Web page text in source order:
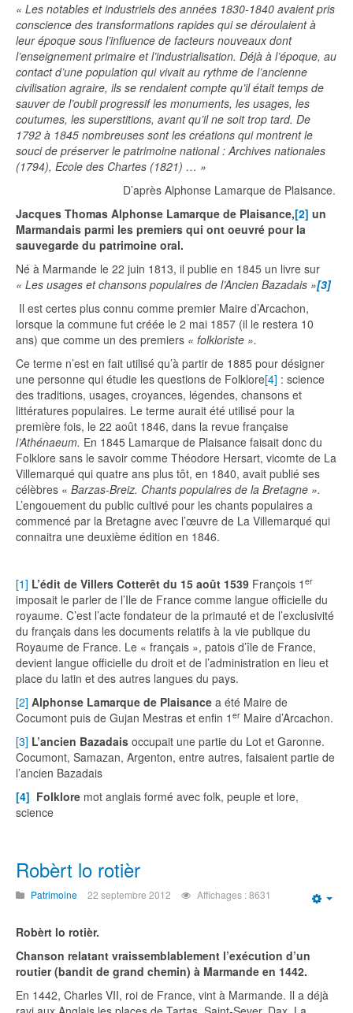
« Les notables et industriels des années 1830-1840 avaient pris
conscience des transformations rapides qui se déroulaient à
leur époque sous l’influence de facteurs nouveaux dont
l’enseignement primaire et l’industrialisation. Déjà à l’époque, au
contact d’une population qui vivait au rythme de l’ancienne
civilisation agraire, ils se rendaient compte qu’il était temps de
sauver de l’oubli progressif les monuments, les usages, les
coutumes, les superstitions, avant qu’il ne soit trop tard. De
1792 à 1845 nombreuses sont les créations qui montrent le
souci de préserver le patrimoine national : Archives nationales
(1794), Ecole des Chartes (1821) … »
D’après Alphonse Lamarque de Plaisance.
Jacques Thomas Alphonse Lamarque de Plaisance,[2] un
Marmandais parmi les premiers qui ont oeuvré pour la
sauvegarde du patrimoine oral.
Né à Marmande le 22 juin 1813, il publie en 1845 un livre sur
« Les usages et chansons populaires de l’Ancien Bazadais »[3]
Il est certes plus connu comme premier Maire d’Arcachon,
lorsque la commune fut créée le 2 mai 1857 (il le restera 10
ans) que comme un des premiers « folkloriste ».
Ce terme n’est en fait utilisé qu’à partir de 1885 pour désigner
une personne qui étudie les questions de Folklore[4] : science
des traditions, usages, croyances, légendes, chansons et
littératures populaires. Le terme aurait été utilisé pour la
première fois, le 22 août 1846, dans la revue française
l’Athénaeum. En 1845 Lamarque de Plaisance faisait donc du
Folklore sans le savoir comme Théodore Hersart, vicomte de La
Villemarqué qui quatre ans plus tôt, en 1840, avait publié ses
célèbres « Barzas-Breiz. Chants populaires de la Bretagne ».
L’engouement du public cultivé pour les chants populaires a
commencé par la Bretagne avec l’œuvre de La Villemarqué qui
connaitra une deuxième édition en 1846.
[1] L’édit de Villers Cotterêt du 15 août 1539 François 1 er
imposait le parler de l’Ile de France comme langue officielle du
royaume. C’est l’acte fondateur de la primauté et de l’exclusivité
du français dans les documents relatifs à la vie publique du
Royaume de France. Le « français », patois d’île de France,
devient langue officielle du droit et de l’administration en lieu et
place du latin et des autres langues du pays.
[2] Alphonse Lamarque de Plaisance a été Maire de
Cocumont puis de Gujan Mestras et enfin 1 er Maire d’Arcachon.
[3] L’ancien Bazadais occupait une partie du Lot et Garonne.
Cocumont, Samazan, Argenton, entre autres, faisaient partie de
l’ancien Bazadais
[4] Folklore mot anglais formé avec folk, peuple et lore,
science
Robèrt lo rotièr
Patrimoine 22 septembre 2012 Affichages : 8631
Robèrt lo rotièr.
Chanson relatant vraissemblablement l’exécution d’un
routier (bandit de grand chemin) à Marmande en 1442.
En 1442, Charles VII, roi de France, vint à Marmande. Il a déjà